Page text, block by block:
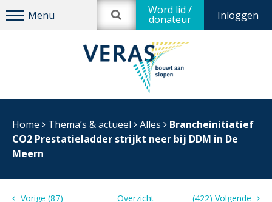
Inloggen
Word lid /
donateur
Home Thema’s & actueel Alles
Brancheinitiatief
CO2 Prestatieladder strijkt neer bij DDM in De
Meern
Vorige (87) Overzicht (422) Volgende